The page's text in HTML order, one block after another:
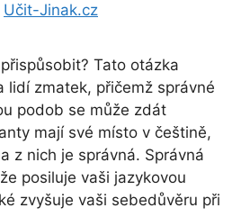
Učit-Jinak.cz
Tato otázka
lidí zmatek, přičemž správné
podob se může zdát
mají své místo v češtině,
z nich je správná. Správná
posiluje vaši jazykovou
zvyšuje vaši sebedůvěru při